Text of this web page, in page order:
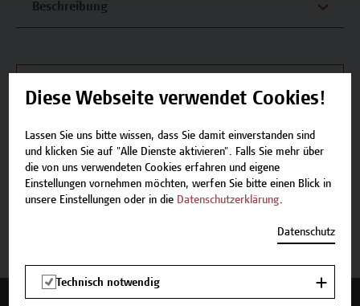
Beschreibung
Termine und Anmeldung
Beschreibung
Diese Webseite verwendet Cookies!
Lassen Sie uns bitte wissen, dass Sie damit einverstanden sind
und klicken Sie auf "Alle Dienste aktivieren". Falls Sie mehr über
die von uns verwendeten Cookies erfahren und eigene
Einstellungen vornehmen möchten, werfen Sie bitte einen Blick in
unsere Einstellungen oder in die Datenschutzerklärung.
Datenschutz
Technisch notwendig